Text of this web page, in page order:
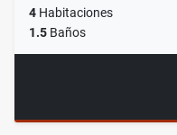
4 Habitaciones
1.5 Baños